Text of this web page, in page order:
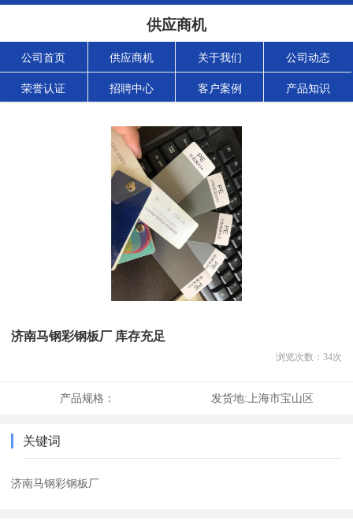
供应商机
公司首页 供应商机 关于我们 公司动态
荣誉认证 招聘中心 客户案例 产品知识
济南马钢彩钢板厂 库存充足
浏览次数： 34次
产品规格： 发货地: 上海市宝山区
关键词
济南马钢彩钢板厂